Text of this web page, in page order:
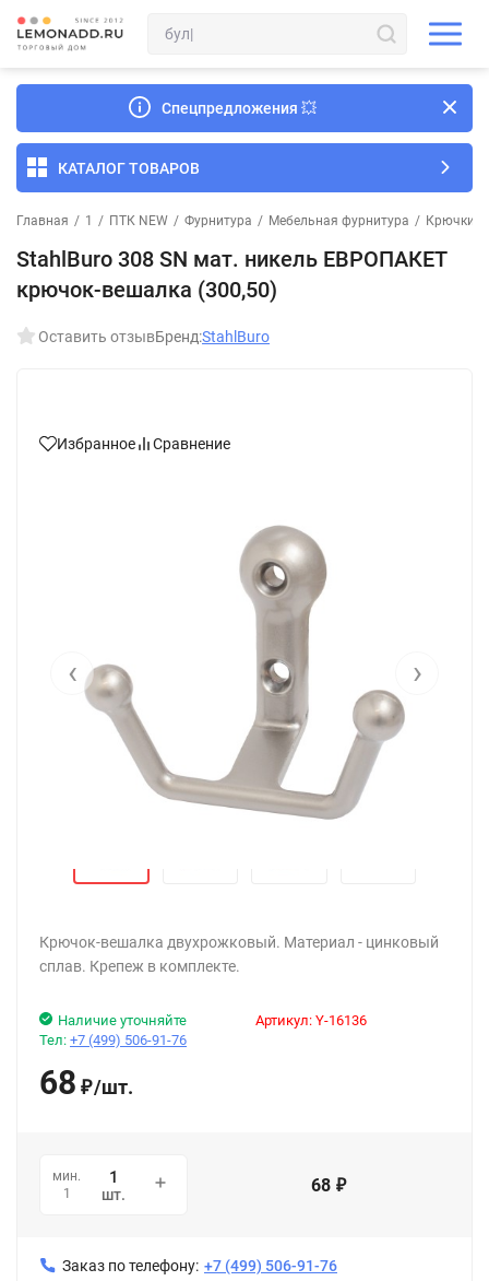
Спецпредложения 💥
КАТАЛОГ ТОВАРОВ
Главная / 1 / ПТК NEW / Фурнитура / Мебельная фурнитура / Крючки
StahlBuro 308 SN мат. никель ЕВРОПАКЕТ
крючок-вешалка (300,50)
Оставить отзывБренд:StahlBuro
Избранное Сравнение
‹ ›
Крючок-вешалка двухрожковый. Материал - цинковый
сплав. Крепеж в комплекте.
Артикул: Y-16136
Наличие уточняйте
Тел: +7 (499) 506-91-76
68 ₽/шт.
мин.
1
шт. 68 ₽
Заказ по телефону: +7 (499) 506-91-76